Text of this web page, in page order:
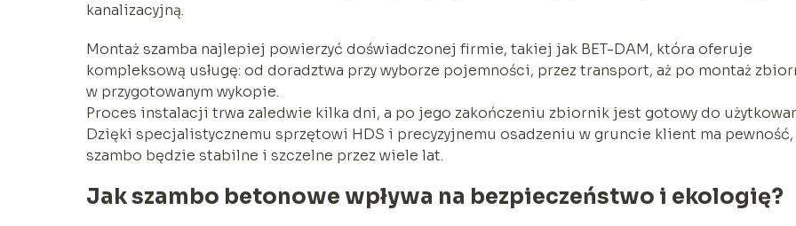
kanalizacyjną.
Montaż szamba najlepiej powierzyć doświadczonej firmie, takiej jak BET-DAM, która oferuje
kompleksową usługę: od doradztwa przy wyborze pojemności, przez transport, aż po montaż
w przygotowanym wykopie.
Proces instalacji trwa zaledwie kilka dni, a po jego zakończeniu zbiornik jest gotowy do
Dzięki specjalistycznemu sprzętowi HDS i precyzyjnemu osadzeniu w gruncie klient ma pewność,
szambo będzie stabilne i szczelne przez wiele lat.
Jak szambo betonowe wpływa na bezpieczeństwo i ekologię?